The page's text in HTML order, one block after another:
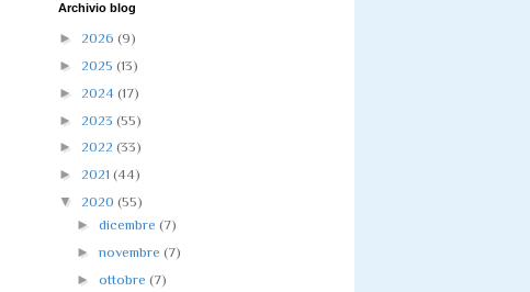
Archivio blog
► 2026 (9)
► 2025 (13)
► 2024 (17)
► 2023 (55)
► 2022 (33)
► 2021 (44)
▼ 2020 (55)
► dicembre (7)
► novembre (7)
► ottobre (7)